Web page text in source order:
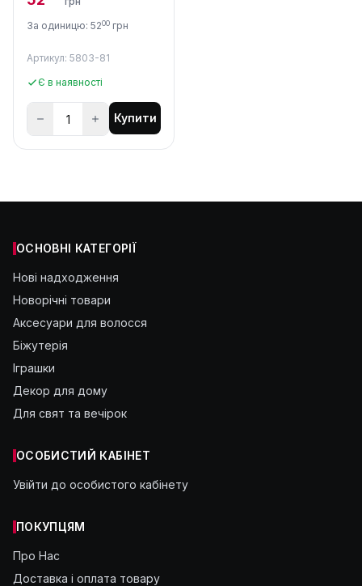
За одиницю: 5200 грн
Артикул: 5803-81
Є в наявності
Купити
ОСНОВНІ КАТЕГОРІЇ
Нові надходження
Новорічні товари
Аксесуари для волосся
Біжутерія
Іграшки
Декор для дому
Для свят та вечірок
ОСОБИСТИЙ КАБІНЕТ
Увійти до особистого кабінету
ПОКУПЦЯМ
Про Нас
Доставка і оплата товару